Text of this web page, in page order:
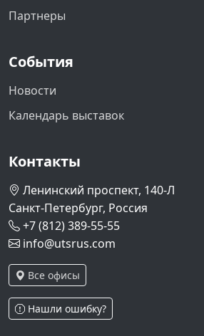
Партнеры
События
Новости
Календарь выставок
Контакты
Ленинский проспект, 140-Л
Санкт-Петербург, Россия
+7 (812) 389-55-55
info@utsrus.com
Все офисы
Нашли ошибку?